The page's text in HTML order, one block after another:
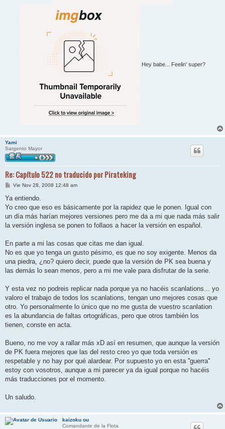
Hey babe... Feelin' super?
Yami
Sargento Mayor
Re: Capítulo 522 no traducido por Pirateking
M
n
a
j
Vie Nov 28, 2008 12:48 am
Ya entiendo.
Yo creo que eso es básicamente por la rapidez que le ponen. Igual con
un día más harían mejores versiones pero me da a mi que nada más salir
la versión inglesa se ponen to follaos a hacer la versión en español.
En parte a mi las cosas que citas me dan igual.
No es que yo tenga un gusto pésimo, es que no soy exigente. Menos da
una piedra, ¿no? quiero decir, puede que la versión de PK sea buena y
las demás lo sean menos, pero a mi me vale para disfrutar de la serie.
Y esta vez no podreis replicar nada porque ya no hacéis scanlations... yo
valoro el trabajo de todos los scanlations, tengan uno mejores cosas que
otro. Yo personalmente lo único que no me gusta de vuestro scanlation
es la abundancia de faltas ortográficas, pero que otros también los
tienen, conste en acta.
Bueno, no me voy a rallar más xD así en resumen, que aunque la versión
de PK fuera mejores que las del resto creo yo que toda versión es
respetable y no hay por qué alardear. Por supuesto yo en esta ''guerra''
estoy con vosotros, aunque a mi parecer ya da igual porque no hacéis
más traducciones por el momento.
Un saludo.
kaizoku ou
Comandante de la Flota